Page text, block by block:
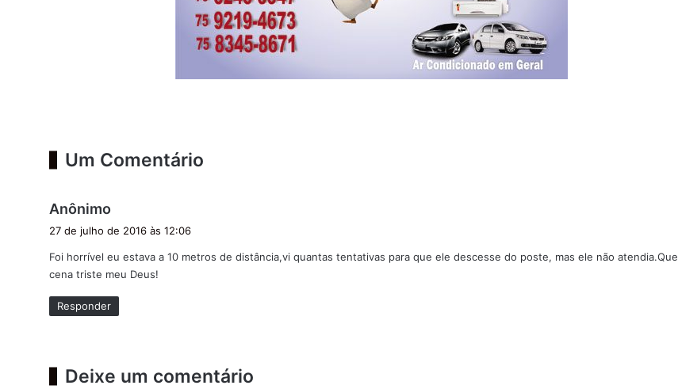
Um Comentário
Anônimo
i
s
e
:
27 de julho de 2016 às 12:06
Foi horrível eu estava a 10 metros de distância,vi quantas tentativas para que ele descesse do poste, mas ele não atendia.Que
cena triste meu Deus!
Responder
Deixe um comentário